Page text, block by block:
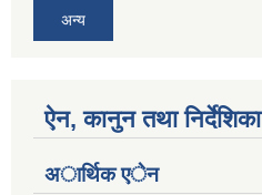
अन्य
ऐन, कानुन तथा निर्देशिका
अार्थिक एेन